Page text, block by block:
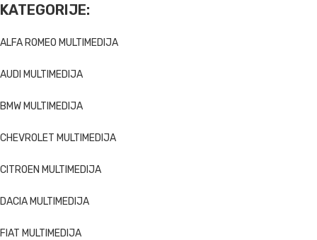
KATEGORIJE:
ALFA ROMEO MULTIMEDIJA
AUDI MULTIMEDIJA
BMW MULTIMEDIJA
CHEVROLET MULTIMEDIJA
CITROEN MULTIMEDIJA
DACIA MULTIMEDIJA
FIAT MULTIMEDIJA